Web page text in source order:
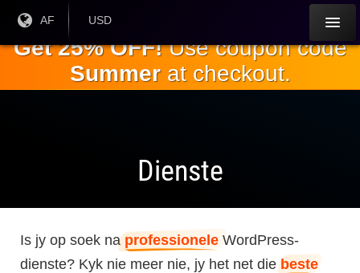
hoofinhoud
Huidige
AF
Huidige
USD
Get 25% OFF!Use coupon code
Summerat checkout.
Dienste
Is jy op soek na professionele WordPress-
dienste? Kyk nie meer nie, jy het net diebeste